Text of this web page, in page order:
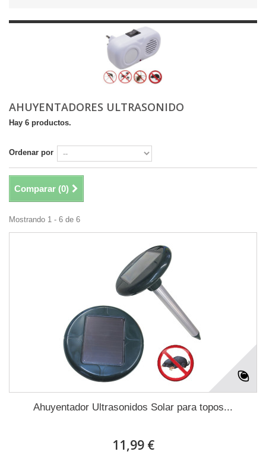
AHUYENTADORES ULTRASONIDO
Hay 6 productos.
Ordenar por
Comparar (0)
Mostrando 1 - 6 de 6
Ahuyentador Ultrasonidos Solar para topos...
11,99 €